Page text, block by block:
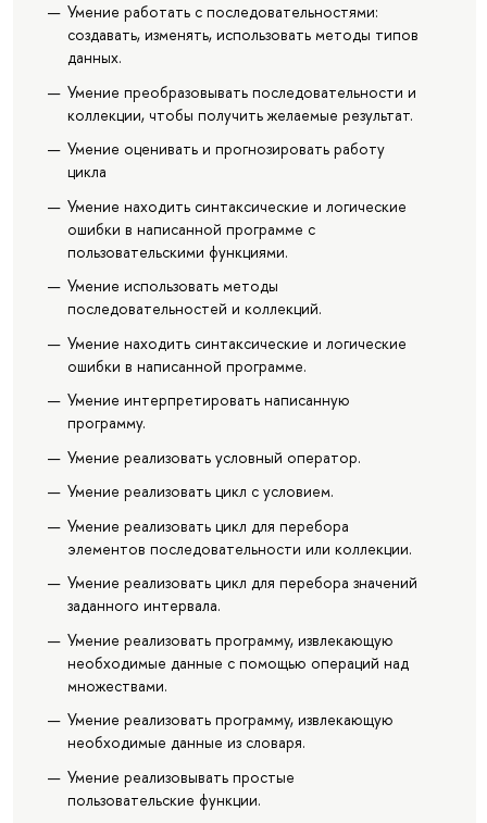
Умение работать с последовательностями:
создавать, изменять, использовать методы типов
данных.
Умение преобразовывать последовательности и
коллекции, чтобы получить желаемые результат.
Умение оценивать и прогнозировать работу
цикла
Умение находить синтаксические и логические
ошибки в написанной программе с
пользовательскими функциями.
Умение использовать методы
последовательностей и коллекций.
Умение находить синтаксические и логические
ошибки в написанной программе.
Умение интерпретировать написанную
программу.
Умение реализовать условный оператор.
Умение реализовать цикл с условием.
Умение реализовать цикл для перебора
элементов последовательности или коллекции.
Умение реализовать цикл для перебора значений
заданного интервала.
Умение реализовать программу, извлекающую
необходимые данные с помощью операций над
множествами.
Умение реализовать программу, извлекающую
необходимые данные из словаря.
Умение реализовывать простые
пользовательские функции.